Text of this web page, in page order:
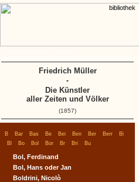
B Bar Bas Be Bei Ben Ber Berr Bi
Bl Bo Bol Bor Br Bri Bu
Bol, Ferdinand
Bol, Hans oder Jan
Boldrini, Nicolò
Friedrich Müller
-
Die Künstler
aller Zeiten und Völker
(1857)